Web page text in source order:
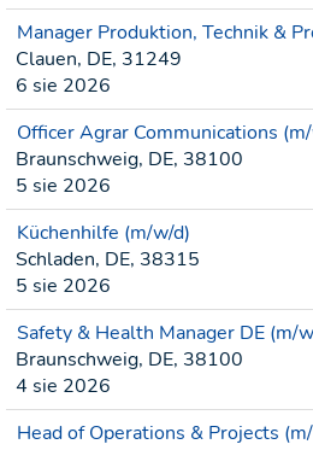
Manager Produktion, Technik &
Clauen, DE, 31249
6 sie 2026
Officer Agrar Communications
Braunschweig, DE, 38100
5 sie 2026
Küchenhilfe (m/w/d)
Schladen, DE, 38315
5 sie 2026
Safety & Health Manager DE (m/
Braunschweig, DE, 38100
4 sie 2026
Head of Operations & Projects